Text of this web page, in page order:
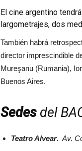
El cine argentino
largometrajes, dos
También habrá
director imprescindible
Mureşanu (Rumania),
Buenos Aires.
Sedesdel
Teatro Alvear. Av.